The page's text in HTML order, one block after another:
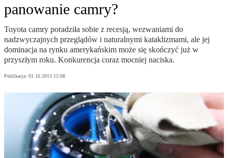
panowanie camry?
Toyota camry poradziła sobie z recesją, wezwaniami do
nadzwyczajnych przeglądów i naturalnymi kataklizmami, ale jej
dominacja na rynku amerykańskim może się skończyć już w
przyszłym roku. Konkurencja coraz mocniej naciska.
Publikacja: 01.10.2013 15:08